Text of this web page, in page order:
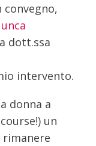
convegno,
dott.ssa
intervento.
donna a
un